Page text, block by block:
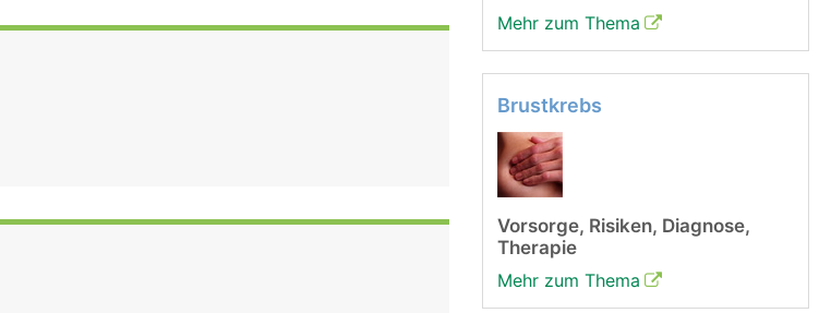
Mehr zum Thema
Brustkrebs
Vorsorge, Risiken, Diagnose,
Therapie
Mehr zum Thema